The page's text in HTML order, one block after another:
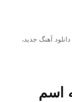
دانلود آهنگ جدید،
اسم